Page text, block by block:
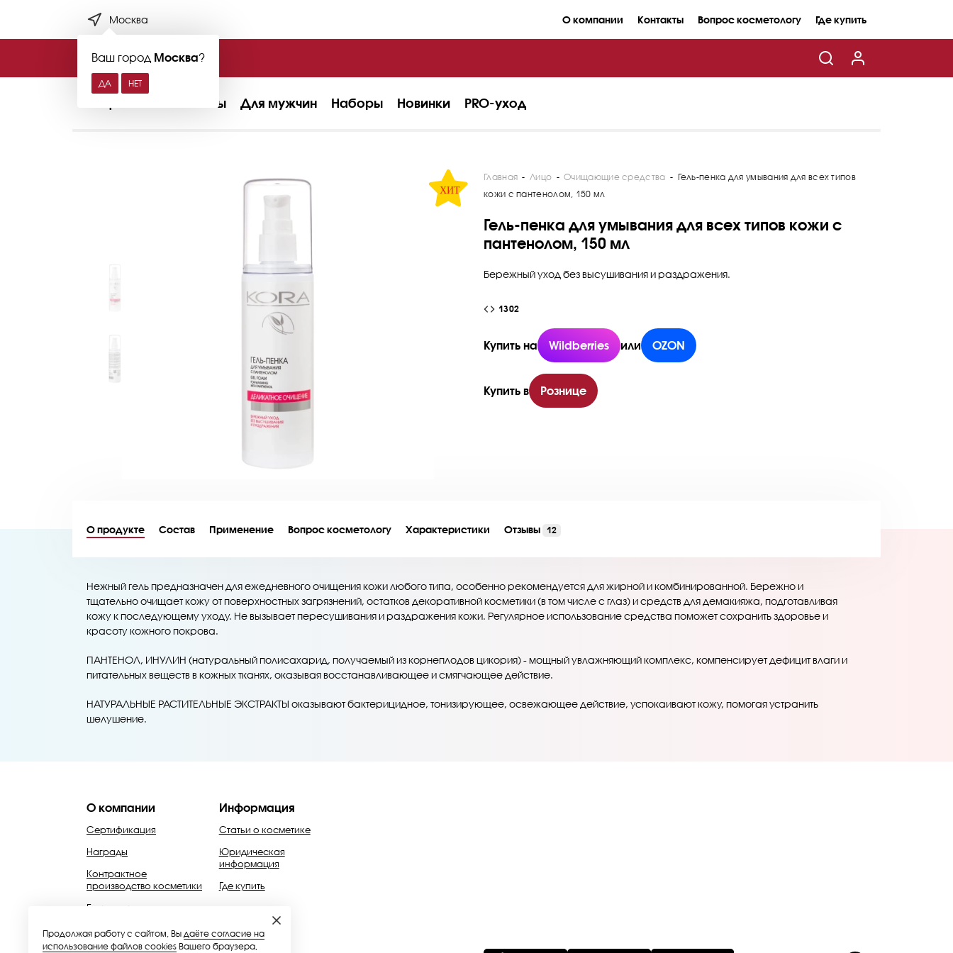
Москва
Ваш город Москва?
О компании Контакты Вопрос косметологу Где купить
Волосы Для мужчин Наборы Новинки PRO-уход
Главная - Лицо - Очищающие средства - Гель-пенка для умывания для всех типов
кожи с пантенолом, 150 мл
Гель-пенка для умывания для всех типов кожи с
пантенолом, 150 мл
Бережный уход без высушивания и раздражения.
1302
Купить на Wildberries или OZON
Купить в Рознице
О продукте Состав ​Применение Вопрос косметологу Характеристики Отзывы 12
Нежный гель предназначен для ежедневного очищения кожи любого типа, особенно рекомендуется для жирной и комбинированной. Бережно и
тщательно очищает кожу от поверхностных загрязнений, остатков декоративной косметики (в том числе с глаз) и средств для демакияжа, подготавливая
кожу к последующему уходу. Не вызывает пересушивания и раздражения кожи. Регулярное использование средства поможет сохранить здоровье и
красоту кожного покрова.
ПАНТЕНОЛ, ИНУЛИН (натуральный полисахарид, получаемый из корнеплодов цикория) - мощный увлажняющий комплекс, компенсирует дефицит влаги и
питательных веществ в кожных тканях, оказывая восстанавливающее и смягчающее действие.
НАТУРАЛЬНЫЕ РАСТИТЕЛЬНЫЕ ЭКСТРАКТЫ оказывают бактерицидное, тонизирующее, освежающее действие, успокаивают кожу, помогая устранить
шелушение.
О компании
Сертификация
Награды
Контрактное
производство косметики
Благотворительность
Информация
Статьи о косметике
Юридическая
информация
Где купить
Продолжая работу с сайтом, Вы даёте согласие на
использование файлов cookies Вашего браузера,